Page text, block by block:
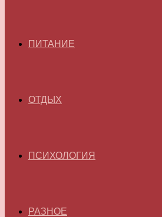
ПИТАНИЕ
ОТДЫХ
ПСИХОЛОГИЯ
РАЗНОЕ